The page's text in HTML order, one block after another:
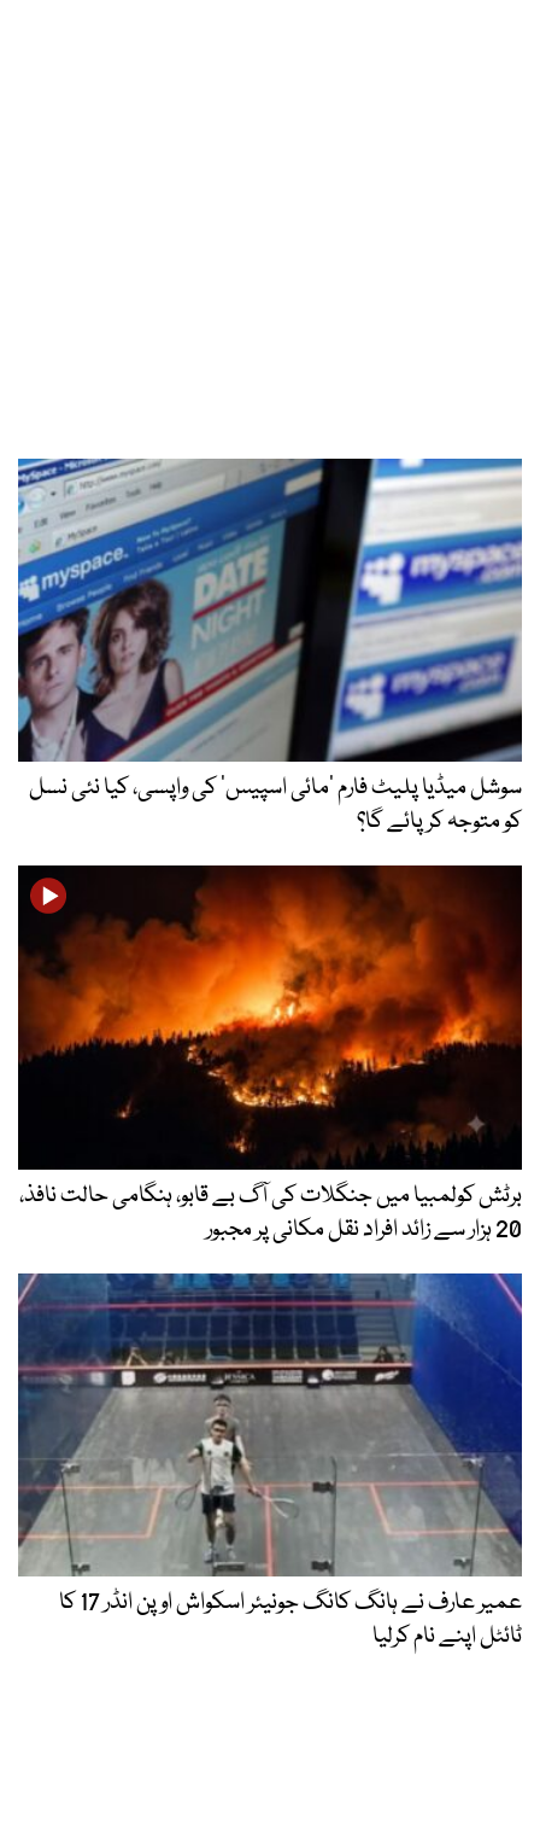
سوشل میڈیا پلیٹ فارم ‘مائی اسپیس’ کی واپسی، کیا نئی نسل
کو متوجہ کر پائے گا؟
برٹش کولمبیا میں جنگلات کی آگ بے قابو، ہنگامی حالت نافذ،
20 ہزار سے زائد افراد نقل مکانی پر مجبور
عمیر عارف نے ہانگ کانگ جونیئر اسکواش اوپن انڈر 17 کا
ٹائٹل اپنے نام کرلیا